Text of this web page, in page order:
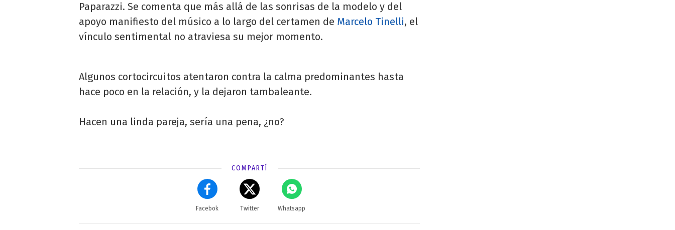
Paparazzi. Se comenta que más allá de las sonrisas de la modelo y del
apoyo manifiesto del músico a lo largo del certamen de Marcelo Tinelli, el
vínculo sentimental no atraviesa su mejor momento.
Algunos cortocircuitos atentaron contra la calma predominantes hasta
hace poco en la relación, y la dejaron tambaleante.
Hacen una linda pareja, sería una pena, ¿no?
COMPARTÍ
Facebok Twitter Whatsapp